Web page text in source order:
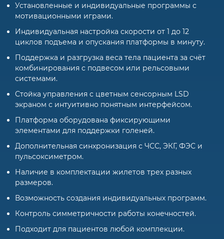
Установленные и индивидуальные программы с
мотивационными играми.
Индивидуальная настройка скорости от 1 до 12
циклов подъема и опускания платформы в минуту.
Поддержка и разгрузка веса тела пациента за счёт
комбинирования с подвесом или рельсовыми
системами.
Стойка управления с цветным сенсорным LSD
экраном с интуитивно понятным интерфейсом.
Платформа оборудована фиксирующими
элементами для поддержки голеней.
Дополнительная синхронизация с ЧСС, ЭКГ, ФЭС и
пульсоксиметром.
Наличие в комплектации жилетов трех разных
размеров.
Возможность создания индивидуальных программ.
Контроль симметричности работы конечностей.
Подходит для пациентов любой комплекции.